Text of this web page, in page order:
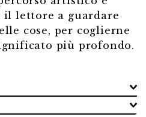
lettore a guardare
cose, per coglierne
più profondo.